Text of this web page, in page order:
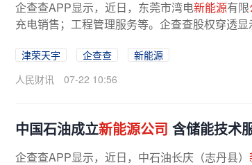
企查查APP显示，近日，东莞市湾电新能源有限
充电销售；工程管理服务等。企查查股权穿透显
津荣天宇 企查查
新能源
人民财讯
07-22 10:56
中国石油成立新能源公司 含储能技术
企查查APP显示，近日，中石油长庆（志丹县）